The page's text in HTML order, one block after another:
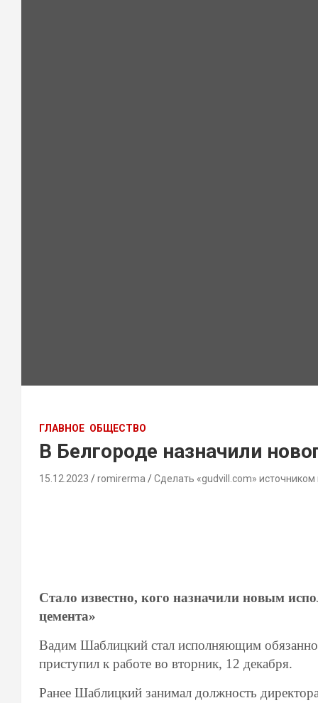
ГЛАВНОЕ ОБЩЕСТВО
В Белгороде назначили
15.12.2023 romirerma Сделать «gudvill.com» источником
Стало известно, кого назначили новым
цемента»
Вадим Шаблицкий стал исполняющим
приступил к работе во вторник, 12 декабря.
Ранее Шаблицкий занимал должность